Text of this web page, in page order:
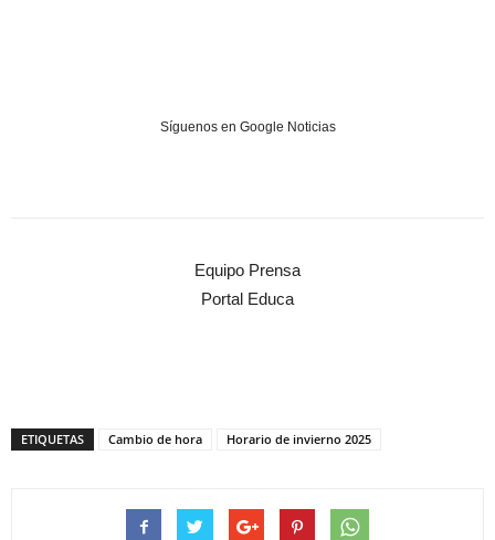
Síguenos en Google Noticias
Equipo Prensa
Portal Educa
ETIQUETAS Cambio de hora Horario de invierno 2025